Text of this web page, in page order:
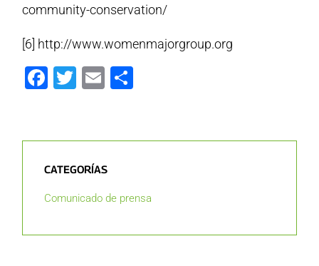
community-conservation/
[6] http://www.womenmajorgroup.org
Facebook
Twitter
Email
CATEGORÍAS
Comunicado de prensa